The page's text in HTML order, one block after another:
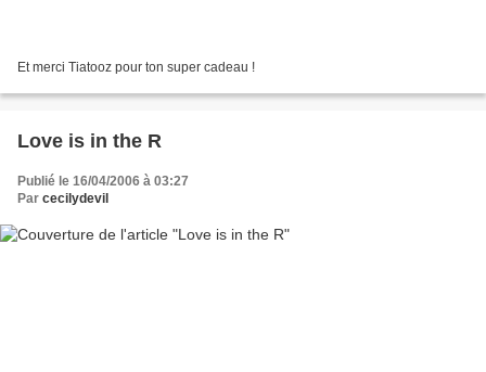
Et merci Tiatooz pour ton super cadeau !
Love is in the R
Publié le 16/04/2006 à 03:27
Par cecilydevil